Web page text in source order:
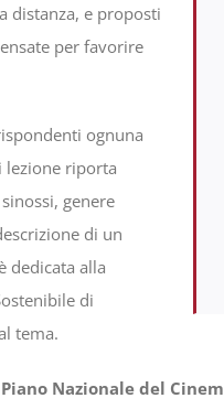
distanza, e proposti
per favorire
ognuna
lezione riporta
genere
di un
dedicata alla
di
tema.
Piano Nazionale del